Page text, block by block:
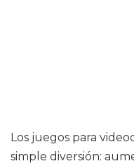
Los juegos para
simple diversión: